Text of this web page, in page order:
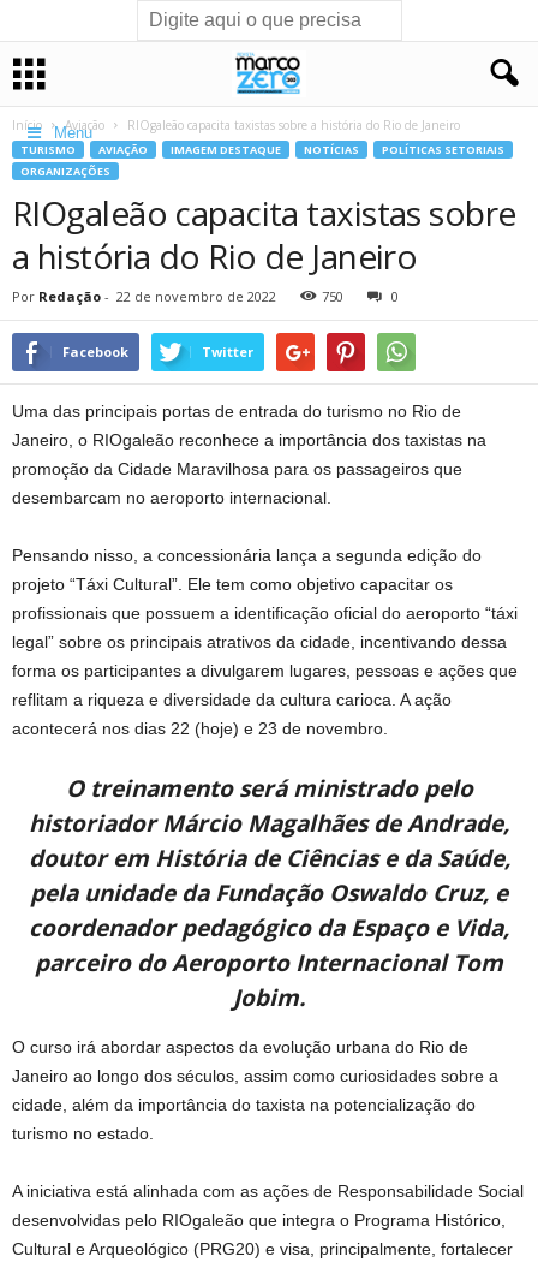
Menu
Início Aviação RIOgaleão capacita taxistas sobre a história do Rio de Janeiro
TURISMO AVIAÇÃO IMAGEM DESTAQUE NOTÍCIAS
POLÍTICAS SETORIAIS
ORGANIZAÇÕES
RIOgaleão capacita taxistas sobre
a história do Rio de Janeiro
Por Redação - 22 de novembro de 2022 750 0
Facebook Twitter
Uma das principais portas de entrada do turismo no Rio de
Janeiro, o RIOgaleão reconhece a importância dos taxistas na
promoção da Cidade Maravilhosa para os passageiros que
desembarcam no aeroporto internacional.
Pensando nisso, a concessionária lança a segunda edição do
projeto “Táxi Cultural”. Ele tem como objetivo capacitar os
profissionais que possuem a identificação oficial do aeroporto “táxi
legal” sobre os principais atrativos da cidade, incentivando dessa
forma os participantes a divulgarem lugares, pessoas e ações que
reflitam a riqueza e diversidade da cultura carioca. A ação
acontecerá nos dias 22 (hoje) e 23 de novembro.
O treinamento será ministrado pelo
historiador Márcio Magalhães de Andrade,
doutor em História de Ciências e da Saúde,
pela unidade da Fundação Oswaldo Cruz, e
coordenador pedagógico da Espaço e Vida,
parceiro do Aeroporto Internacional Tom
Jobim.
O curso irá abordar aspectos da evolução urbana do Rio de
Janeiro ao longo dos séculos, assim como curiosidades sobre a
cidade, além da importância do taxista na potencialização do
turismo no estado.
A iniciativa está alinhada com as ações de Responsabilidade Social
desenvolvidas pelo RIOgaleão que integra o Programa Histórico,
Cultural e Arqueológico (PRG20) e visa, principalmente, fortalecer